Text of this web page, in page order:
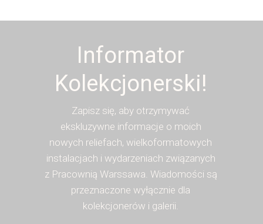
Informator
Kolekcjonerski!
Zapisz się, aby otrzymywać
ekskluzywne informacje o moich
nowych reliefach, wielkoformatowych
instalacjach i wydarzeniach związanych
z Pracownią Warssawa. Wiadomości są
przeznaczone wyłącznie dla
kolekcjonerów i galerii.